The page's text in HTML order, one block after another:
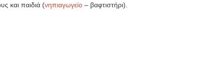
και παιδιά (νηπιαγωγείο– βαφτιστήρι).